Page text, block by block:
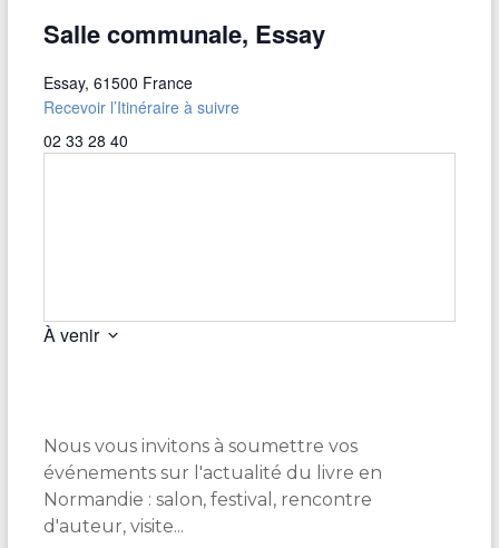
Salle communale, Essay
Essay, 61500 France
Recevoir l’Itinéraire à suivre
02 33 28 40
À venir
c
t
i
o
n
Nous vous invitons à soumettre vos
événements sur l'actualité du livre en
Normandie : salon, festival, rencontre
d'auteur, visite...